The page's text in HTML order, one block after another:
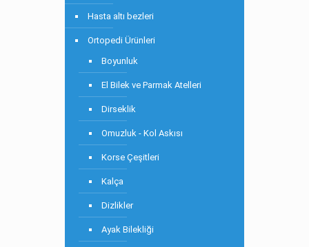
Hasta altı bezleri
Ortopedi Ürünleri
Boyunluk
El Bilek ve Parmak Atelleri
Dirseklik
Omuzluk - Kol Askısı
Korse Çeşitleri
Kalça
Dizlikler
Ayak Bilekliği